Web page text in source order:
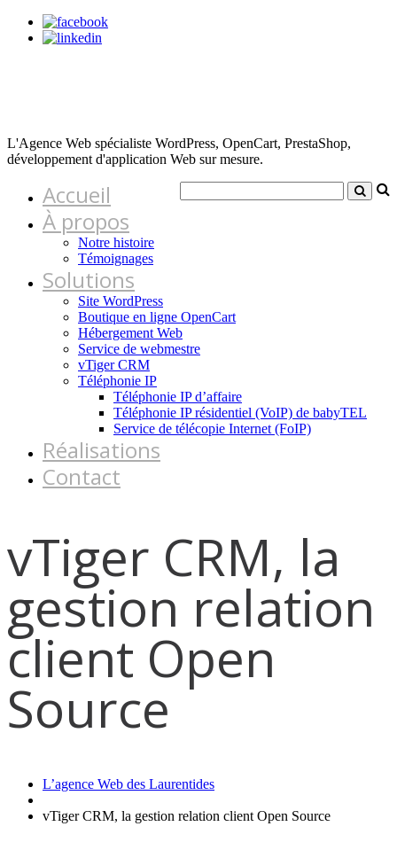
L'Agence Web spécialiste WordPress, OpenCart, PrestaShop,
développement d'application Web sur mesure.
Accueil
À propos
Notre histoire
Témoignages
Solutions
Site WordPress
Boutique en ligne OpenCart
Hébergement Web
Service de webmestre
vTiger CRM
Téléphonie IP
Téléphonie IP d’affaire
Téléphonie IP résidentiel (VoIP) de babyTEL
Service de télécopie Internet (FoIP)
Réalisations
Contact
vTiger CRM, la
gestion relation
client Open
Source
L’agence Web des Laurentides
vTiger CRM, la gestion relation client Open Source